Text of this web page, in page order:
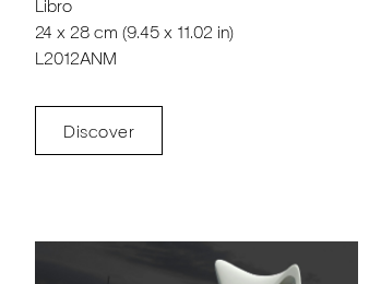
Libro
24 x 28 cm (9.45 x 11.02 in)
L2012ANM
Discover